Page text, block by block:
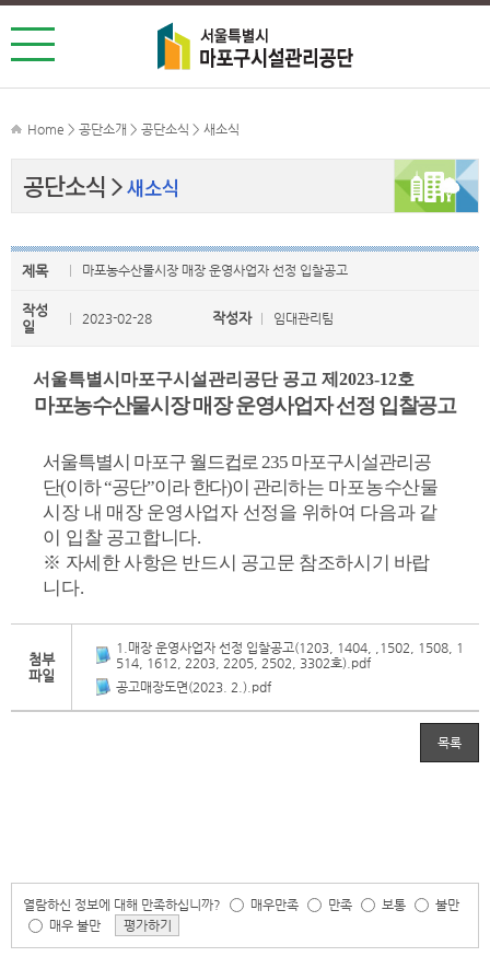
Home > 공단소개 > 공단소식 > 새소식
공단소식 새소식
제목 마포농수산물시장 매장 운영사업자 선정 입찰공고
작성
일
2023-02-28 작성자 임대관리팀
서울특별시마포구시설관리공단 공고 제 2023-12호
마포농수산물시장 매장 운영사업자 선정 입찰공고
서울특별시 마포구 월드컵로235 마포구시설관리공
단(이하“공단”이라 한다)이 관리하는 마포농수산물
시장 내 매장 운영사업자 선정을 위하여 다음과 같
이 입찰 공고합니다.
※ 자세한 사항은 반드시 공고문 참조하시기 바랍
니다.
첨부
파일
1.매장 운영사업자 선정 입찰공고(1203, 1404, ,1502, 1508, 1
514, 1612, 2203, 2205, 2502, 3302호).pdf
공고매장도면(2023. 2.).pdf
목록
열람하신 정보에 대해 만족하십니까? 매우만족 만족 보통
불만
매우 불만
평가하기